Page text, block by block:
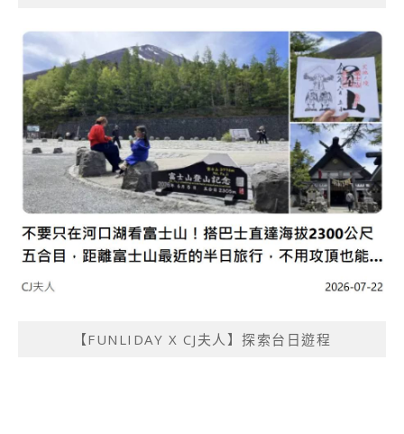
【FUNLIDAY X CJ夫人】探索台日遊程